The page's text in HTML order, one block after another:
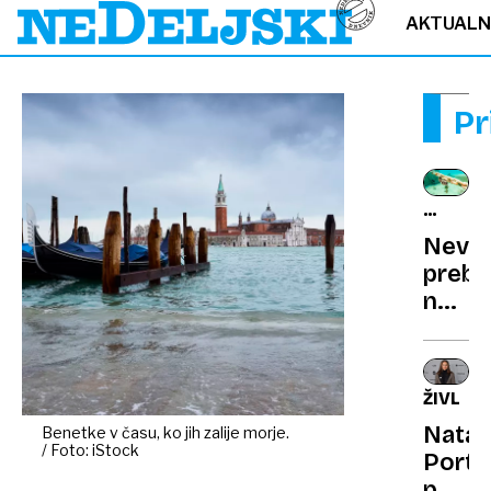
Benetke v času, ko jih zalije morje.
/ Foto: iStock
SVET
nova
kdo
v